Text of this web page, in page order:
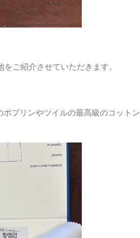
ご紹介させていただきます。
プリンやツイルの最高級のコットン